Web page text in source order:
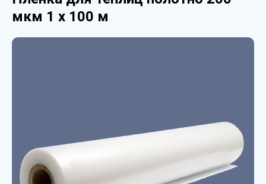
мкм 1 х 100 м